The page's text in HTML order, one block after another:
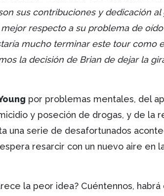
sus contribuciones y dedicación al
respecto a su problema de
mucho terminar este tour como
la decisión de Brian de dejar la
por problemas mentales, del
y poseción de drogas, y de la
una serie de desafortunados
resarcir con un nuevo aire en
la peor idea? Cuéntennos,